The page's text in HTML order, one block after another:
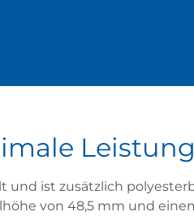
Leistung
und ist zusätzlich
von 48,5 mm und